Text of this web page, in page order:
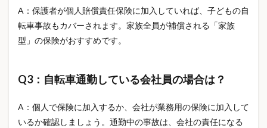
A：保護者が個人賠償責任保険に加入していれば、子どもの自
転車事故もカバーされます。家族全員が補償される「家族
型」の保険がおすすめです。
Q3：自転車通勤している会社員の場合は？
A：個人で保険に加入するか、会社が業務用の保険に加入して
いるか確認しましょう。通勤中の事故は、会社の責任になる